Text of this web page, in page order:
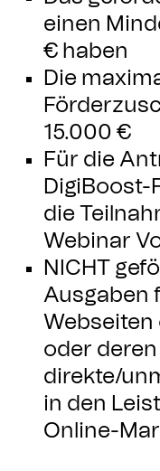
einen
€ haben
Die
15.000 €
Für die
die
Webinar
NICHT
Ausgaben
Webseiten
oder
direkte/
in den
Online-